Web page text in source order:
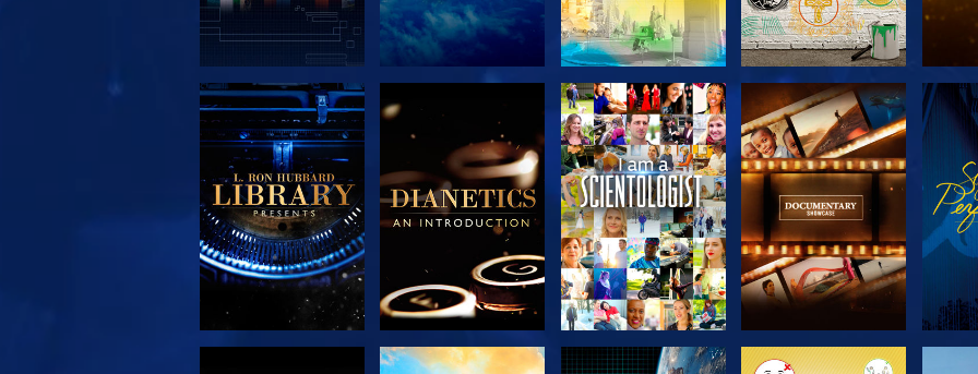
SERIE
ENTDECKEN
SERIE
ENTDECKEN
SERIE
ENTDECKEN
SERIE
ENTDECKEN